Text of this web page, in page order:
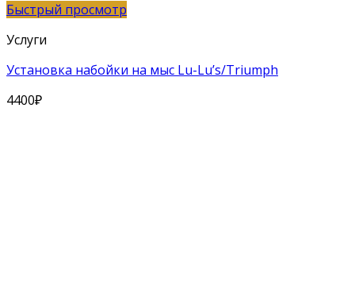
Быстрый просмотр
Услуги
Установка набойки на мыс Lu-Lu’s/Triumph
4400₽